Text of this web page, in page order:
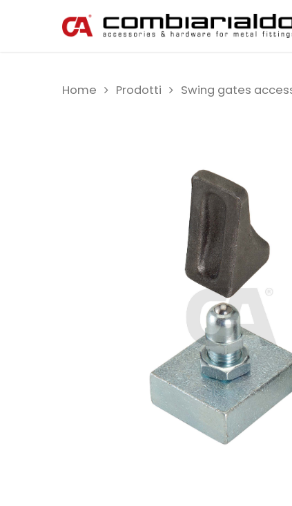
Premi invio per cercare o ESC
Home Prodotti Swing gates